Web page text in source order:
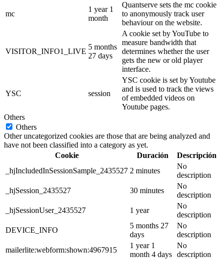
mc
1 year 1
month
Quantserve sets the mc cookie
to anonymously track user
behaviour on the website.
VISITOR_INFO1_LIVE
5 months
27 days
A cookie set by YouTube to
measure bandwidth that
determines whether the user
gets the new or old player
interface.
YSC session
YSC cookie is set by Youtube
and is used to track the views
of embedded videos on
Youtube pages.
Others
Others
Other uncategorized cookies are those that are being analyzed and
have not been classified into a category as yet.
Cookie
Duración
Descripción
_hjIncludedInSessionSample_2435527 2 minutes
No
description
_hjSession_2435527
30 minutes
No
description
_hjSessionUser_2435527
1 year
No
description
DEVICE_INFO
5 months 27
days
No
description
mailerlite:webform:shown:4967915
1 year 1
month 4 days
No
description